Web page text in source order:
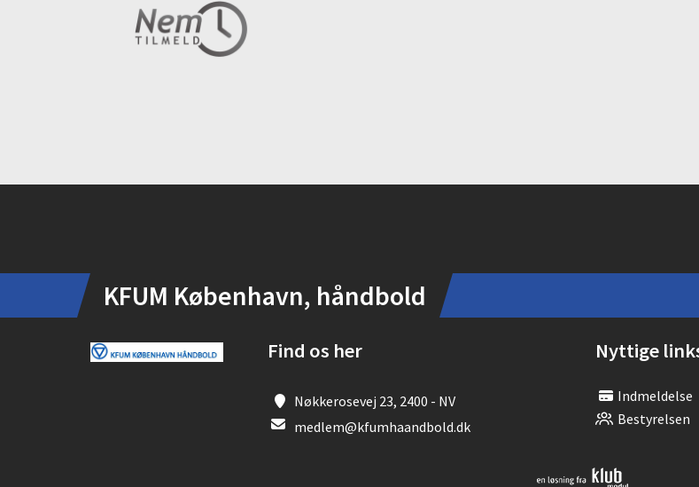
KFUM København, håndbold
Find os her
Nøkkerosevej 23, 2400 - NV
medlem@kfumhaandbold.dk
Nyttige
Indmeldelse
Bestyrelsen